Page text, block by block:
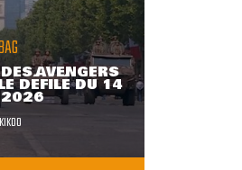
AVENGERS
DÉFILÉ DU 14
2026